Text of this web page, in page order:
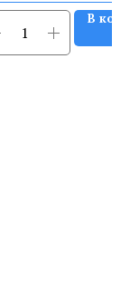
В